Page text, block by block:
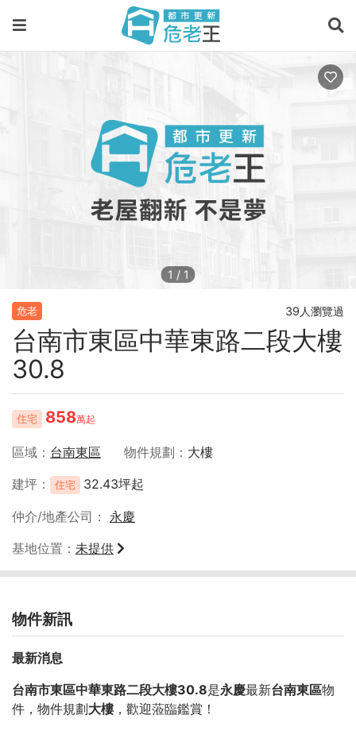
1 / 1
危老 39人瀏覽過
台南市東區中華東路二段大樓
30.8
住宅 858萬起
區域 台南東區 物件規劃
大樓
建坪
住宅 32.43坪起
仲介/地產公司
永慶
基地位置
未提供
物件新訊
最新消息
台南市東區中華東路二段大樓30.8是永慶最新台南東區物
件，物件規劃大樓，歡迎蒞臨鑑賞！